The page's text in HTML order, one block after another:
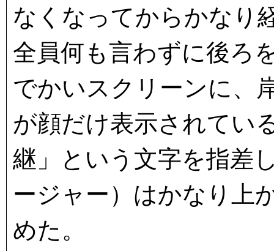
なくなってからかなり
全員何も言わずに後ろ
でかいスクリーンに、
が顔だけ表示されてい
継」という文字を指差
ージャー）はかなり上
めた。